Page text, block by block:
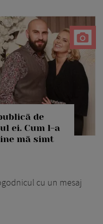
de
ei. Cum l-a
mă simt
cu un mesaj